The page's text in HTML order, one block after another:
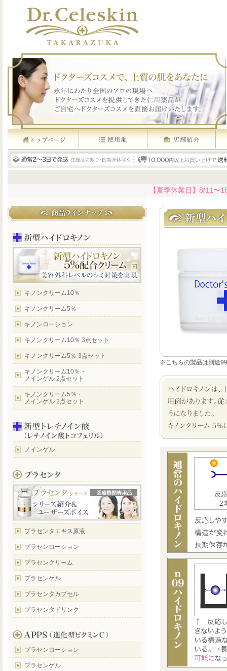
【夏季休業日】8/11〜
※こちらの製品は別途
キノンクリーム10％
キノンクリーム5％
キノンローション
キノンクリーム10％ 3点セット
キノンクリーム5％ 3点セット
キノンクリーム10％・
ノインゲル 2点セット
キノンクリーム5％・
ノインゲル 2点セット
ノインゲル
プラセンタエキス原液
プラセンローション
プラセンクリーム
プラセンゲル
プラセンタカプセル
プラセンタドリンク
プラセンローション
プラセンゲル